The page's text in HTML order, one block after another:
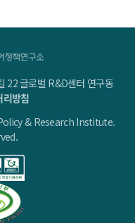
22 글로벌 R&D센터 연구동
리방침
& Research Institute.